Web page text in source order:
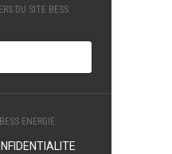
DU SITE BESS
ENERGIE :